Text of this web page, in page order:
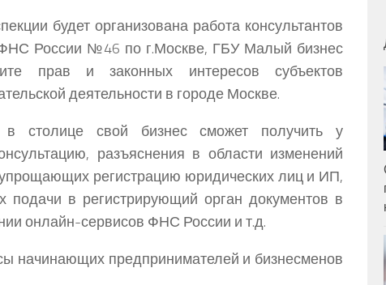
будет организована работа консультантов
России №46 по г.Москве, ГБУ Малый бизнес
прав и законных интересов субъектов
деятельности в городе Москве.
столице свой бизнес сможет получить у
разъяснения в области изменений
упрощающих регистрацию юридических лиц и ИП,
в регистрирующий орган документов в
онлайн-сервисов ФНС России и т.д.
начинающих предпринимателей и бизнесменов